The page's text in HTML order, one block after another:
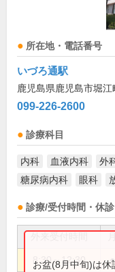
所在地・電話番号
いづろ通駅
鹿児島県鹿児島市堀江
099-226-2600
診療科目
内科 血液内科 外
糖尿病内科
眼科
診療/受付時間・休診
8:30～12:30 ●
お盆(8月中旬)は